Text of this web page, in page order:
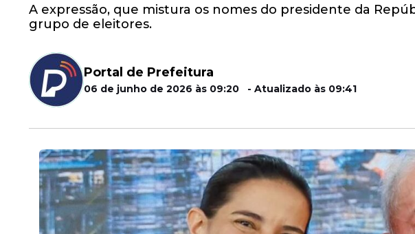
A expressão, que mistura os nomes do presidente da
grupo de eleitores.
Portal de Prefeitura
06 de junho de 2026 às 09:20 - Atualizado às 09:41